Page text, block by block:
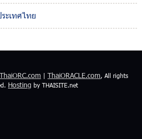
ะเทศไทย
ThaiORC.com | ThaiORACLE.com, All rights
Hosting by THAISITE.net